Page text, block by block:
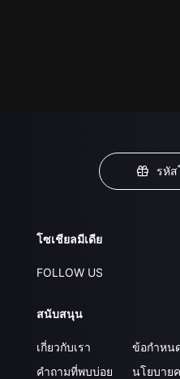
รหั
โซเชียลมีเดีย
FOLLOW US
สนับสนุน
เกี่ยวกับเรา
คำถามที่พบบ่อย
ข้อกำหน
นโยบาย